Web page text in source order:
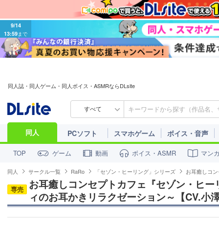
9/14
13:59まで
同人誌・同人ゲーム・同人ボイス・ASMRならDLsite
すべて
同人 PCソフト スマホゲーム ボイス・音声
TOP ゲーム 動画 ボイス・ASMR マン
同人 サークル一覧 RaRo 「セゾン・ヒーリング」シリーズ お耳癒しコ
専売
お耳癒しコンセプトカフェ『セゾン・ヒ
ィのお耳かきリラクゼーション～【CV.小